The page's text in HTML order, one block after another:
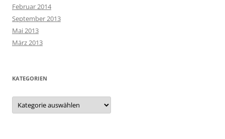
Februar 2014
September 2013
Mai 2013
März 2013
KATEGORIEN
Kategorien